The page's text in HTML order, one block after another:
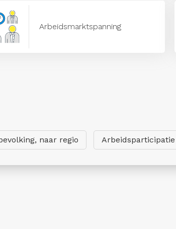
Arbeidsmarktspanning
naar regio Arbeidsparticipatie